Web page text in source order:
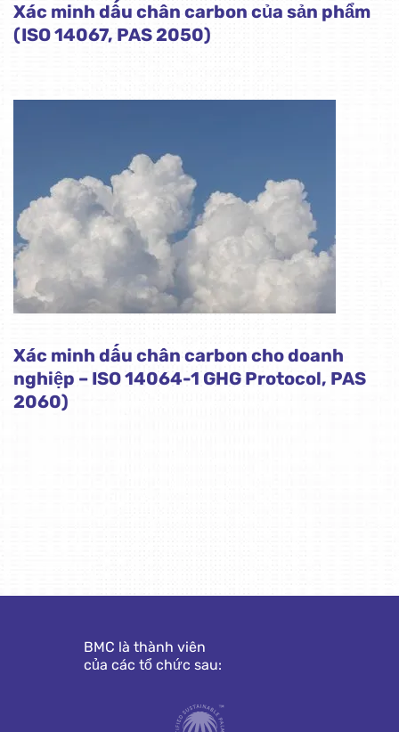
Xác minh dấu chân carbon của sản phẩm
(ISO 14067, PAS 2050)
Xác minh dấu chân carbon cho doanh
nghiệp – ISO 14064-1 GHG Protocol, PAS
2060)
BMC là thành viên
của các tổ chức sau: